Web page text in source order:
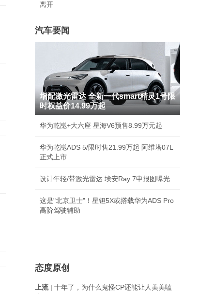
离开
汽车要闻
增配激光雷达 全新一代smart精灵1号限
时权益价14.99万起
华为乾崑+大六座 星海V6预售8.99万元起
华为乾崑ADS 5/限时售21.99万起 阿维塔07L
正式上市
设计年轻/带激光雷达 埃安Ray 7申报图曝光
这是"北京卫士"！星钽5X或搭载华为ADS Pro
高阶驾驶辅助
态度原创
上流| 十年了，为什么鬼怪CP还能让人美美嗑